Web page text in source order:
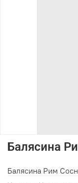
Балясина
Балясина Рим